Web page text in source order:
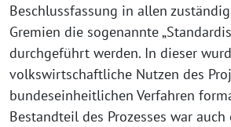
Beschlussfassung in allen
Gremien die sogenannte
durchgeführt werden. In dieser
volkswirtschaftliche Nutzen des
bundeseinheitlichen Verfahren
Bestandteil des Prozesses war